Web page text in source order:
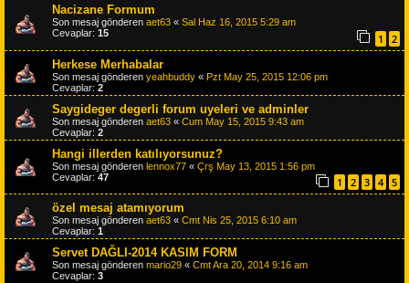
Nacizane Formum
Son mesaj gönderen aet63 « Sal Haz 16, 2015 5:29 am
Cevaplar: 15 1
2
Herkese Merhabalar
Son mesaj gönderen yeahbuddy « Pzt May 25, 2015 12:06 pm
Cevaplar: 2
Saygideger degerli forum uyeleri ve adminler
Son mesaj gönderen aet63 « Cum May 15, 2015 9:43 am
Cevaplar: 2
Hangi illerden katılıyorsunuz?
Son mesaj gönderen lennox77 « Çrş May 13, 2015 1:56 pm
Cevaplar: 47 1 2 3 4 5
özel mesaj atamıyorum
Son mesaj gönderen aet63 « Cmt Nis 25, 2015 6:10 am
Cevaplar: 1
Servet DAĞLI-2014 KASIM FORM
Son mesaj gönderen mario29 « Cmt Ara 20, 2014 9:16 am
Cevaplar: 3